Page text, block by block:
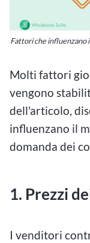
Fattori che influenzano
Molti fattori
vengono
dell'articolo,
influenzano il
domanda dei
1. Prezzi
I venditori